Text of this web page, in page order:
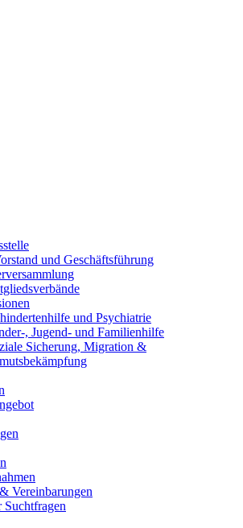
und Geschäftsführung
und Psychiatrie
, Jugend- und Familienhilfe
Sicherung, Migration &
Vereinbarungen
Suchtfragen